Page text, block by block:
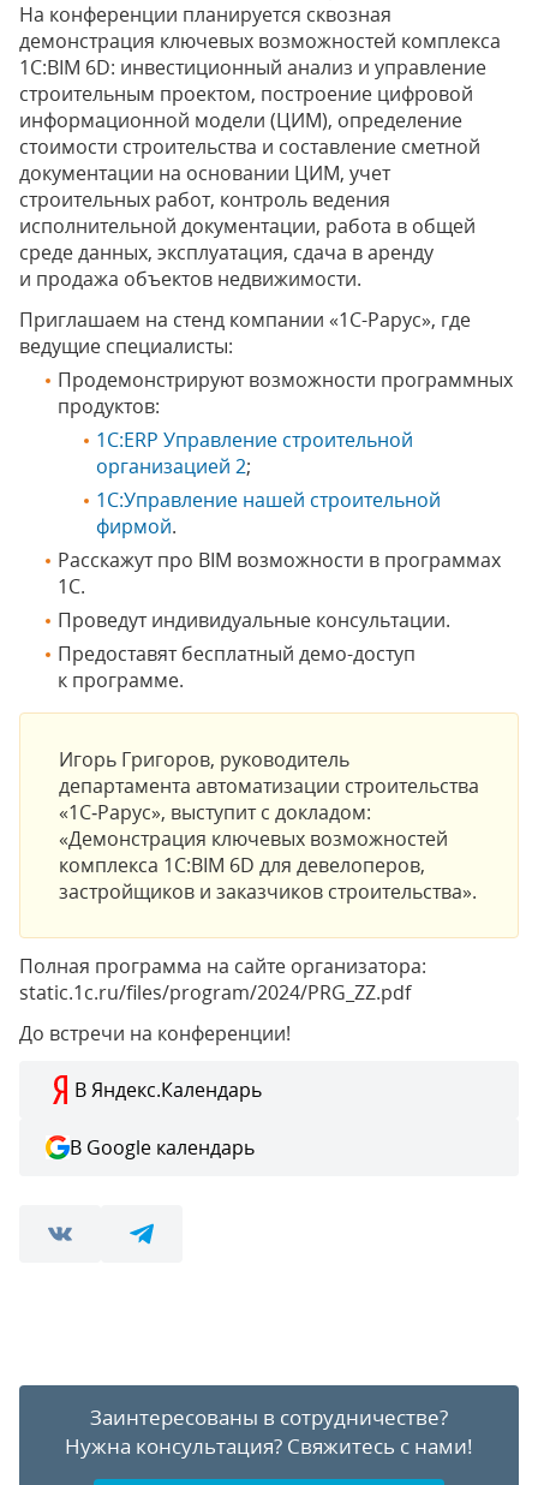
На конференции планируется сквозная
демонстрация ключевых возможностей комплекса
1С:BIM 6D: инвестиционный анализ и управление
строительным проектом, построение цифровой
информационной модели (ЦИМ), определение
стоимости строительства и составление сметной
документации на основании ЦИМ, учет
строительных работ, контроль ведения
исполнительной документации, работа в общей
среде данных, эксплуатация, сдача в аренду
и продажа объектов недвижимости.
Приглашаем на стенд компании «1С-Рарус», где
ведущие специалисты:
Продемонстрируют возможности программных
продуктов:
1С:ERP Управление строительной
организацией 2;
1С:Управление нашей строительной
фирмой.
Расскажут про BIM возможности в программах
1С.
Проведут индивидуальные консультации.
Предоставят бесплатный демо-доступ
к программе.
Игорь Григоров, руководитель
департамента автоматизации строительства
«1С‑Рарус», выступит с докладом:
«Демонстрация ключевых возможностей
комплекса 1С:BIM 6D для девелоперов,
застройщиков и заказчиков строительства».
Полная программа на сайте организатора:
static.1c.ru/files/program/2024/PRG_ZZ.pdf
До встречи на конференции!
В Яндекс.Календарь
В Google календарь
Заинтересованы в сотрудничестве?
Нужна консультация? Свяжитесь с нами!